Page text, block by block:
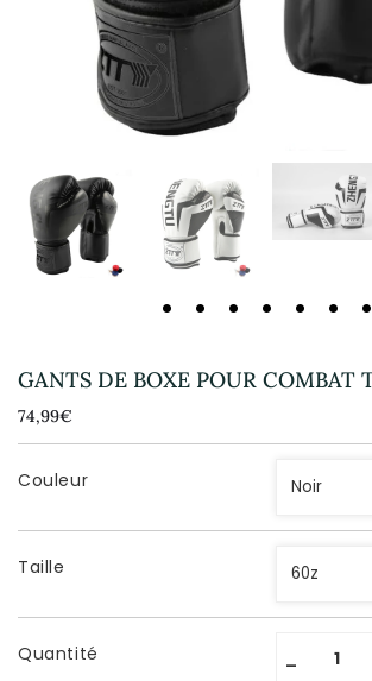
GANTS DE BOXE POUR COMBAT
74,99€
Unit
price
Couleur
Taille
Quantité -